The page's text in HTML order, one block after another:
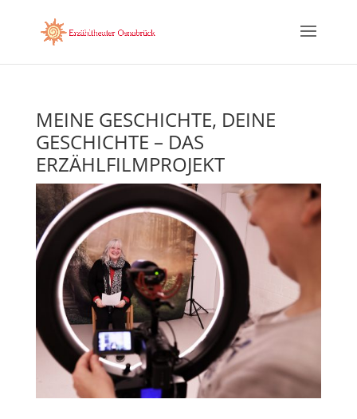
MEINE GESCHICHTE, DEINE
GESCHICHTE – DAS
ERZÄHLFILMPROJEKT